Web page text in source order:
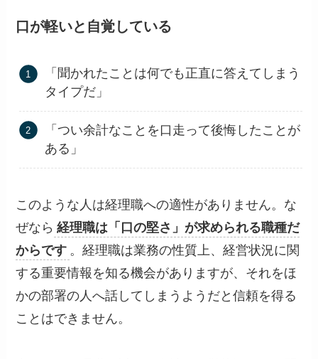
口が軽いと自覚している
「聞かれたことは何でも正直に答えてしまう
タイプだ」
「つい余計なことを口走って後悔したことが
ある」
このような人は経理職への適性がありません。な
ぜなら 経理職は「口の堅さ」が求められる職種だ
からです 。経理職は業務の性質上、経営状況に関
する重要情報を知る機会がありますが、それをほ
かの部署の人へ話してしまうようだと信頼を得る
ことはできません。